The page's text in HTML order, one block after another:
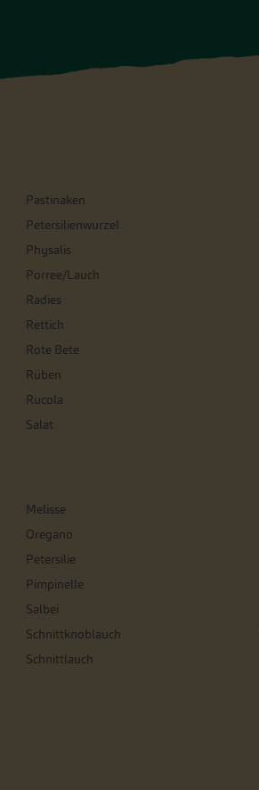
Pastinaken
Petersilienwurzel
Physalis
Porree/Lauch
Radies
Rettich
Rote Bete
Rüben
Rucola
Salat
Melisse
Oregano
Petersilie
Pimpinelle
Salbei
Schnittknoblauch
Schnittlauch